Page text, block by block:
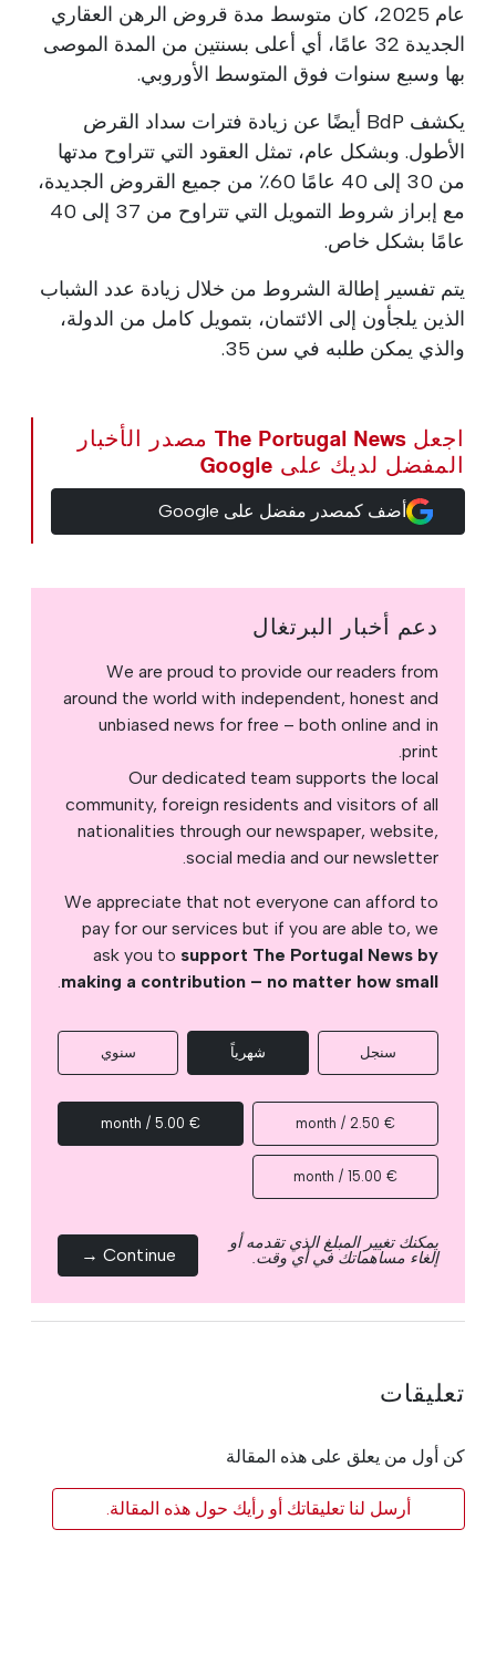
عام 2025، كان متوسط مدة قروض الرهن العقاري
الجديدة 32 عامًا، أي أعلى بسنتين من المدة الموصى
بها وسبع سنوات فوق المتوسط الأوروبي.
يكشف BdP أيضًا عن زيادة فترات سداد القرض
الأطول. وبشكل عام، تمثل العقود التي تتراوح مدتها
من 30 إلى 40 عامًا 60٪ من جميع القروض الجديدة،
مع إبراز شروط التمويل التي تتراوح من 37 إلى 40
عامًا بشكل خاص.
يتم تفسير إطالة الشروط من خلال زيادة عدد الشباب
الذين يلجأون إلى الائتمان، بتمويل كامل من الدولة،
والذي يمكن طلبه في سن 35.
اجعل The Portugal News مصدر الأخبار
المفضل لديك على Google
أضف كمصدر مفضل على Google
دعم أخبار البرتغال
We are proud to provide our readers from
around the world with independent, honest and
unbiased news for free – both online and in
print.
Our dedicated team supports the local
community, foreign residents and visitors of all
nationalities through our newspaper, website,
social media and our newsletter.
We appreciate that not everyone can afford to
pay for our services but if you are able to, we
ask you to support The Portugal News by
making a contribution – no matter how small
.
سنجل شهرياً سنوي
€ 2.50 / month
€ 5.00 / month
€ 15.00 / month
يمكنك تغيير المبلغ الذي تقدمه أو
إلغاء مساهماتك في أي وقت. Continue →
تعليقات
كن أول من يعلق على هذه المقالة
أرسل لنا تعليقاتك أو رأيك حول هذه المقالة.